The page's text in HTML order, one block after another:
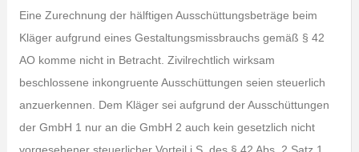
Eine Zurechnung der hälftigen Ausschüttungsbeträge beim
Kläger aufgrund eines Gestaltungsmissbrauchs gemäß § 42
AO komme nicht in Betracht. Zivilrechtlich wirksam
beschlossene inkongruente Ausschüttungen seien steuerlich
anzuerkennen. Dem Kläger sei aufgrund der Ausschüttungen
der GmbH 1 nur an die GmbH 2 auch kein gesetzlich nicht